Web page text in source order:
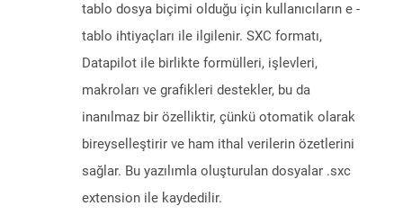
tablo dosya biçimi olduğu için kullanıcıların e -
tablo ihtiyaçları ile ilgilenir. SXC formatı,
Datapilot ile birlikte formülleri, işlevleri,
makroları ve grafikleri destekler, bu da
inanılmaz bir özelliktir, çünkü otomatik olarak
bireyselleştirir ve ham ithal verilerin özetlerini
sağlar. Bu yazılımla oluşturulan dosyalar .sxc
extension ile kaydedilir.